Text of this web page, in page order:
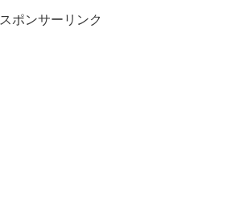
スポンサーリンク